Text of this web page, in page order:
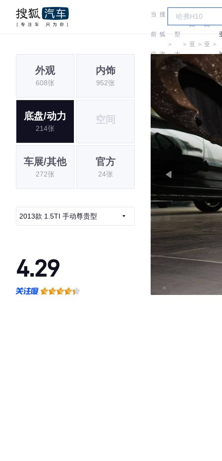
当
前
位
搜
狐
汽
＞
车
型
大
全
＞
比
亚
迪
＞
比
亚 ＞
外观
608张
内饰
952张
底盘/动力
214张
空间
车展/其他
272张
官方
24张
2013款 1.5TI 手动尊贵型
4.29